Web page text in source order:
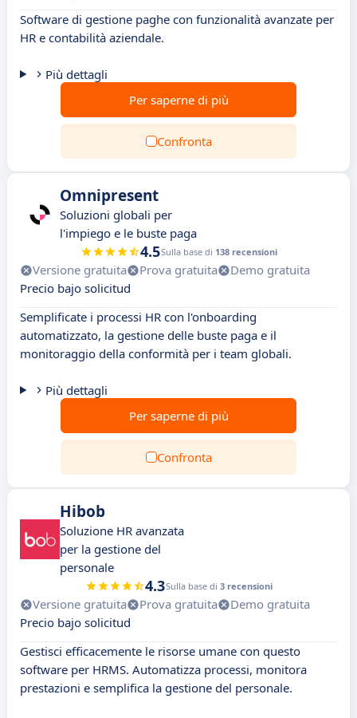
Software di gestione paghe con funzionalità avanzate per
HR e contabilità aziendale.
Più dettagli
Per saperne di più
Confronta
Omnipresent
Soluzioni globali per
l'impiego e le buste paga
4.5Sulla base di 138 recensioni
Versione gratuita Prova gratuita
Demo gratuita
Precio bajo solicitud
Semplificate i processi HR con l'onboarding
automatizzato, la gestione delle buste paga e il
monitoraggio della conformità per i team globali.
Più dettagli
Per saperne di più
Confronta
Hibob
Soluzione HR avanzata
per la gestione del
personale
4.3Sulla base di 3 recensioni
Versione gratuita Prova gratuita
Demo gratuita
Precio bajo solicitud
Gestisci efficacemente le risorse umane con questo
software per HRMS. Automatizza processi, monitora
prestazioni e semplifica la gestione del personale.